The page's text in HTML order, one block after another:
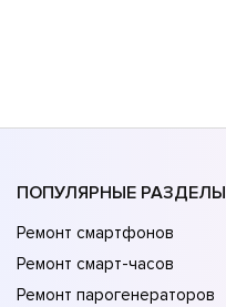
ПОПУЛЯРНЫЕ РАЗДЕЛЫ
Ремонт смартфонов
Ремонт смарт-часов
Ремонт парогенераторов